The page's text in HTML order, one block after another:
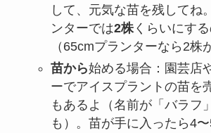
して、元気な苗を残してね
ンターでは2株くらいにす
（65cmプランターなら2株
苗から始める場合：園芸店
ーでアイスプラントの苗を
もあるよ（名前が「バラフ
も）。苗が手に入ったら4